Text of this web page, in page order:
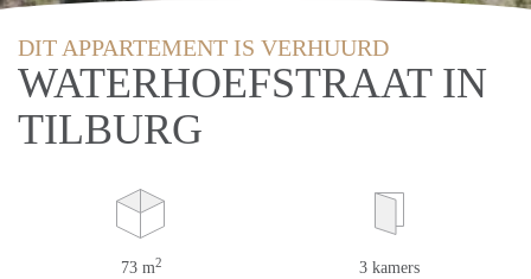
DIT APPARTEMENT IS VERHUURD
WATERHOEFSTRAAT IN
TILBURG
73 m2 3 kamers